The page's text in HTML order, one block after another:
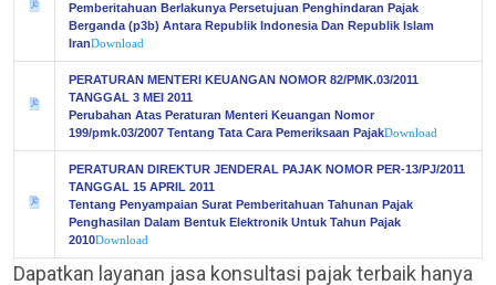
Pemberitahuan Berlakunya Persetujuan Penghindaran Pajak
Berganda (p3b) Antara Republik Indonesia Dan Republik Islam
IranDownload
PERATURAN MENTERI KEUANGAN NOMOR 82/PMK.03/2011
TANGGAL 3 MEI 2011
Perubahan Atas Peraturan Menteri Keuangan Nomor
199/pmk.03/2007 Tentang Tata Cara Pemeriksaan PajakDownload
PERATURAN DIREKTUR JENDERAL PAJAK NOMOR PER-13/PJ/2011
TANGGAL 15 APRIL 2011
Tentang Penyampaian Surat Pemberitahuan Tahunan Pajak
Penghasilan Dalam Bentuk Elektronik Untuk Tahun Pajak
2010Download
Dapatkan layanan jasa konsultasi pajak terbaik hanya